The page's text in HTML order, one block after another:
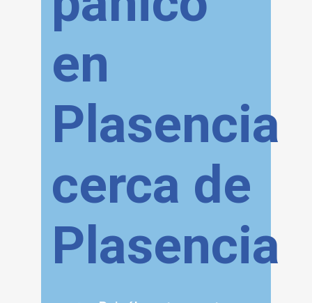
en
Plasencia
cerca de
Plasencia